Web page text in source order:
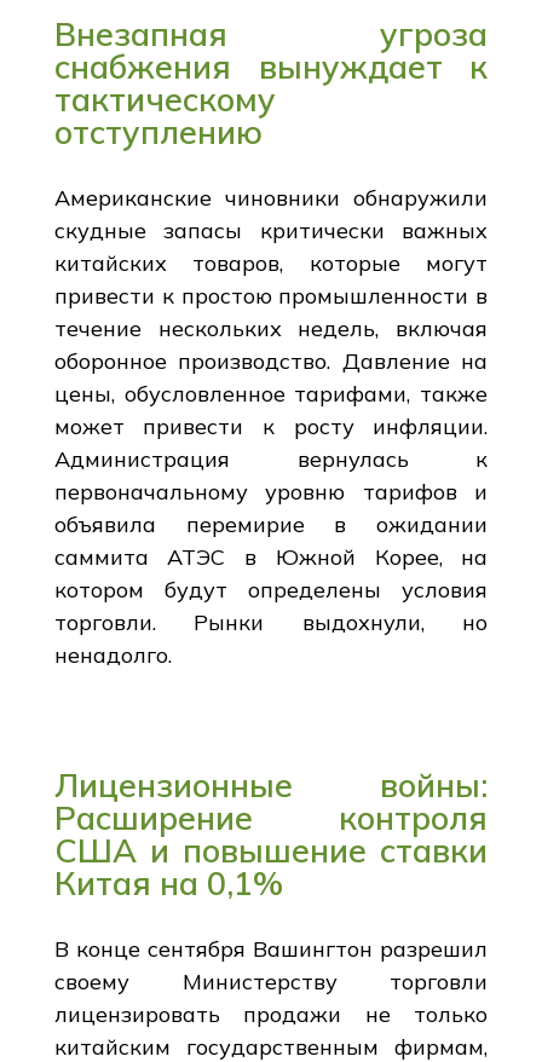
Внезапная угроза
снабжения вынуждает к
тактическому
отступлению
Американские чиновники обнаружили
скудные запасы критически важных
китайских товаров, которые могут
привести к простою промышленности в
течение нескольких недель, включая
оборонное производство. Давление на
цены, обусловленное тарифами, также
может привести к росту инфляции.
Администрация вернулась к
первоначальному уровню тарифов и
объявила перемирие в ожидании
саммита АТЭС в Южной Корее, на
котором будут определены условия
торговли. Рынки выдохнули, но
ненадолго.
Лицензионные войны:
Расширение контроля
США и повышение ставки
Китая на 0,1%
В конце сентября Вашингтон разрешил
своему Министерству торговли
лицензировать продажи не только
китайским государственным фирмам,